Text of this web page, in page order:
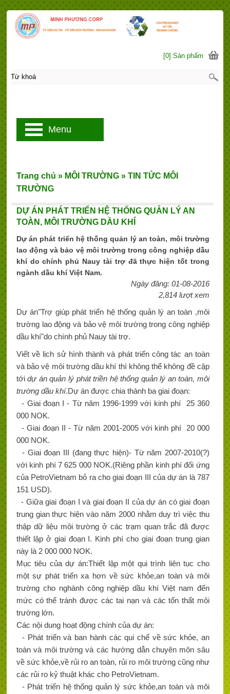
DỰ ÁN PHÁT TRIỂN HỆ THỐNG QUẢN LÝ AN
TOÀN, MÔI TRƯỜNG DẦU KHÍ
Dự án phát triển hệ thống quản lý an toàn, môi trường
lao động và bảo vệ môi trường trong công nghiệp dầu
khí do chính phủ Nauy tài trợ đã thực hiện tốt trong
ngành dầu khí Việt Nam.
Ngày đăng: 01-08-2016
2,814 lượt xem
Dự án"Trợ giúp phát triển hệ thống quản lý an toàn ,môi
trường lao động và bảo vệ môi trường trong công nghiệp
dầu khí"do chính phủ Nauy tài trợ.
Viết về lịch sử hình thành và phát triển công tác an toàn
và bảo vệ môi trường dầu khí thì không thể không đề cập
tớidự án quản lý phát triền hệ thống quản lý an toàn, môi
trường dầu khí.Dự án được chia thành ba giai đoạn:
- Giai đoạn I - Từ năm 1996-1999 với kinh phí 25 360
000 NOK.
- Giai đoạn II - Từ năm 2001-2005 với kinh phí 20 000
000 NOK.
- Giai đoạn III (đang thực hiện)- Từ năm 2007-2010(?)
với kinh phí 7 625 000 NOK.(Riêng phần kinh phí đối ứng
của PetroVietnam bỏ ra cho giai đoạn III của dự án là 787
151 USD).
- Giữa giai đoạn I và giai đoạn II của dự án có giai đoạn
trung gian thực hiện vào năm 2000 nhằm duy trì việc thu
thập dữ liệu môi trường ở các trạm quan trắc đã được
thiết lập ở giai đoạn I. Kinh phí cho giai đoạn trung gian
này là 2 000 000 NOK.
Mục tiêu của dự án:Thiết lập một qui trình liên tục cho
một sự phát triển xa hơn về sức khỏe,an toàn và môi
trường cho nghành công nghiệp dầu khí Việt nam đến
mức có thể tránh được các tai nạn và các tổn thất môi
trường lớn.
Các nội dung hoạt động chính của dự án:
- Phát triển và ban hành các qui chế về sức khỏe, an
toàn và môi trường và các hướng dẫn chuyên môn sâu
về sức khỏe,về rủi ro an toàn, rủi ro môi trường cũng như
các rủi ro kỷ thuật khác cho PetroVietnam.
- Phát triển hệ thống quản lý sức khỏe,an toàn và môi
Trang chủ » MÔI TRƯỜNG » TIN TỨC MÔI
TRƯỜNG
[0] Sản phẩm
Menu